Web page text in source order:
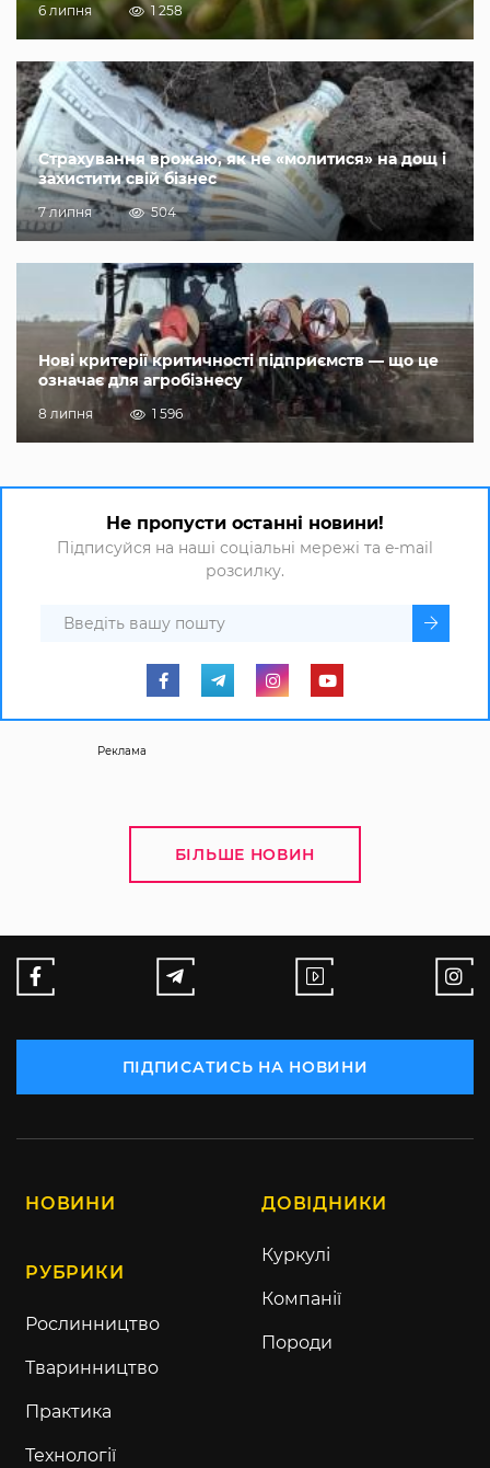
6 липня 1 258
Страхування врожаю, як не «молитися» на дощ і
захистити свій бізнес
7 липня 504
Нові критерії критичності підприємств — що це
означає для агробізнесу
8 липня 1 596
Не пропусти останні новини!
Підписуйся на наші соціальні мережі та e-mail
розсилку.
Реклама
БІЛЬШЕ НОВИН
ПІДПИСАТИСЬ НА НОВИНИ
НОВИНИ
РУБРИКИ
Рослинництво
Тваринництво
Практика
Технології
ДОВІДНИКИ
Куркулі
Компанії
Породи